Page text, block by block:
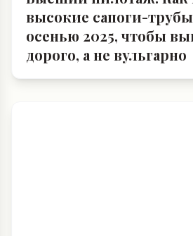
высокие сапоги-
осенью 2025, чтобы
дорого, а не вульгарно